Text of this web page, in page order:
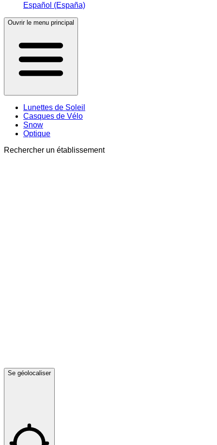
Español (España)
Ouvrir le menu principal
Lunettes de Soleil
Casques de Vélo
Snow
Optique
Rechercher un établissement
Se géolocaliser